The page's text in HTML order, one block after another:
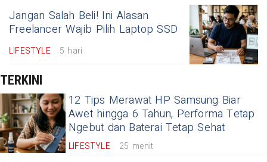
Jangan Salah Beli! Ini Alasan
Freelancer Wajib Pilih Laptop SSD
LIFESTYLE 5 hari
TERKINI
12 Tips Merawat HP Samsung Biar
Awet hingga 6 Tahun, Performa Tetap
Ngebut dan Baterai Tetap Sehat
LIFESTYLE 25 menit